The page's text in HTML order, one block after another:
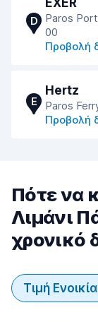
D
EXER
Paros
00
Προβολή
E
Hertz
Paros
Προβολή
Πότε να
Λιμάνι
χρονικό
Τιμή